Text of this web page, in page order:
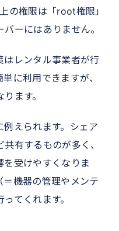
の権限は「root権限」
ーにはありません。
はレンタル事業者が行
に利用できますが、
ます。
えられます。シェア
有するものが多く、
受けやすくなりま
機器の管理やメンテ
てくれます。